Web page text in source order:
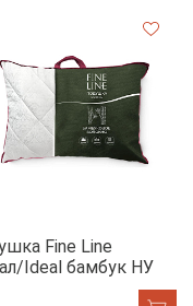
Fine Line
Ideal бамбук НУ